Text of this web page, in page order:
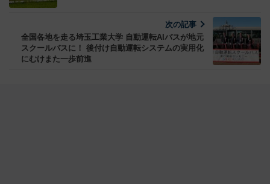
次の記事
全国各地を走る埼玉工業大学 自動運転AIバスが地元
スクールバスに！ 後付け自動運転システムの実用化
にむけまた一歩前進